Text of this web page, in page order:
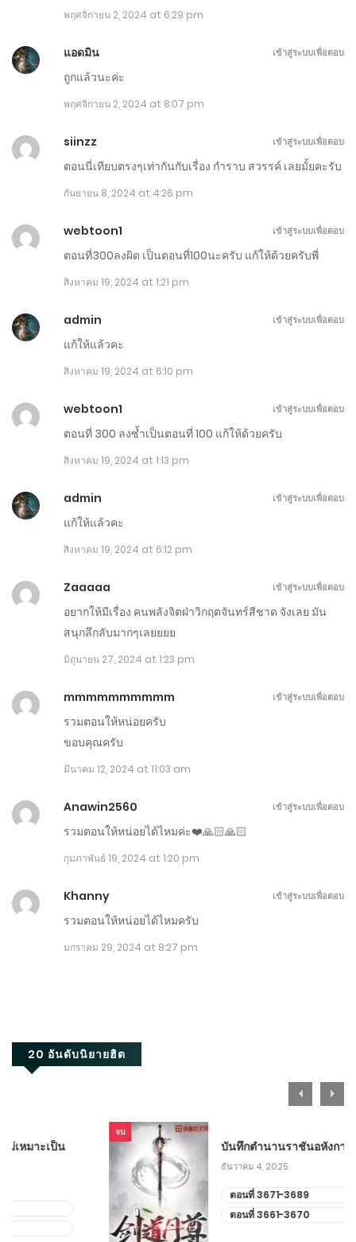
พฤศจิกายน 10, 2024
ตอนที่ 441-450
พฤศจิกายน 4, 2024
ตุลาคม 30, 2024
ตอนที่ 421-430
ตอนที่ 411-420
ตุลาคม 20, 2024
ตอนที่ 401-410
ตุลาคม 15, 2024
ตุลาคม 10, 2024
ตอนที่ 371-380
กันยายน 30, 2024
ตอนที่ 361-370
กันยายน 25, 2024
ตอนที่ 341-350
กันยายน 15, 2024
ตอนที่ 331-340
กันยายน 10, 2024
ตอนที่ 311-320
ตอนที่ 291-300
สิงหาคม 10, 2024
พฤศจิกายน 2, 2024 at 6:29 pm
แอดมิน
ถูกแล้วนะค่ะ
พฤศจิกายน 2, 2024 at 8:07 pm
เข้าสู่ระบบเพื่อตอบ
siinzz
ตอนนี่เทียบตรงๆเท่ากันกับเรื่อง กำราบ สวรรค์ เลยมั้ยคะรับ
กันยายน 8, 2024 at 4:26 pm
เข้าสู่ระบบเพื่อตอบ
webtoon1
ตอนที่300ลงผิด เป็นตอนที่100นะครับ แก้ให้ด้วยครับพี่
สิงหาคม 19, 2024 at 1:21 pm
เข้าสู่ระบบเพื่อตอบ
admin
แก้ให้แล้วคะ
สิงหาคม 19, 2024 at 6:10 pm
เข้าสู่ระบบเพื่อตอบ
webtoon1
ตอนที่ 300 ลงซ้ำเป็นตอนที่ 100 แก้ให้ด้วยครับ
สิงหาคม 19, 2024 at 1:13 pm
เข้าสู่ระบบเพื่อตอบ
admin
แก้ให้แล้วคะ
สิงหาคม 19, 2024 at 6:12 pm
เข้าสู่ระบบเพื่อตอบ
Zaaaaa
อยากให้มีเรื่อง คนพลังจิตฝ่าวิกฤตจันทร์สีชาด จังเลย มัน
สนุกลึกลับมากๆเลยยยย
มิถุนายน 27, 2024 at 1:23 pm
เข้าสู่ระบบเพื่อตอบ
mmmmmmmmmm
รวมตอนให้หน่อยครับ
ขอบคุณครับ
มีนาคม 12, 2024 at 11:03 am
เข้าสู่ระบบเพื่อตอบ
Anawin2560
รวมตอนให้หน่อยได้ไหมค่ะ❤️🙏🏻🙏🏻
กุมภาพันธ์ 19, 2024 at 1:20 pm
เข้าสู่ระบบเพื่อตอบ
Khanny
รวมตอนให้หน่อยได้ไหมครับ
มกราคม 29, 2024 at 8:27 pm
เข้าสู่ระบบเพื่อตอบ
20 อันดับนิยายฮิต
บันทึกตำนานราชันอหังการ
ธันวาคม 4, 2025
ตอนที่ 3671-3689
ตอนที่ 3661-3670